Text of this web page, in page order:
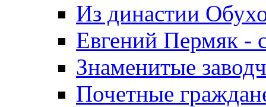
Из династии
Евгений Пермяк -
Знаменитые
Почетные